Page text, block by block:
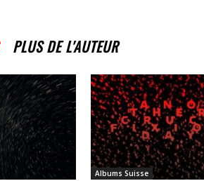
PLUS DE L'AUTEUR
Albums Suisse